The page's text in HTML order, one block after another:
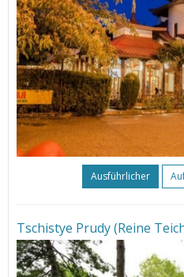
Ausführlicher
Tschistye Prudy (Reine